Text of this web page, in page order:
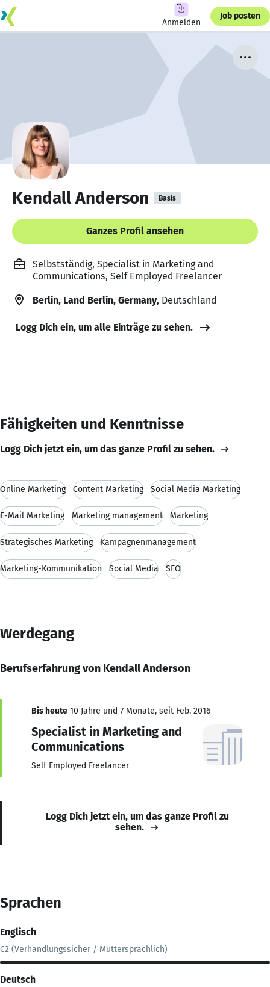
Anmelden
Job posten
Kendall Anderson Basis
Ganzes Profil ansehen
Selbstständig, Specialist in Marketing and
Communications, Self Employed Freelancer
Berlin, Land Berlin, Germany, Deutschland
Logg Dich ein, um alle Einträge zu sehen.
Fähigkeiten und Kenntnisse
Logg Dich jetzt ein, um das ganze Profil zu sehen.
Online Marketing Content Marketing Social Media Marketing
E-Mail Marketing Marketing management Marketing
Strategisches Marketing Kampagnenmanagement
Marketing-Kommunikation Social Media SEO
Werdegang
Berufserfahrung von Kendall Anderson
Bis heute 10 Jahre und 7 Monate, seit Feb. 2016
Specialist in Marketing and
Communications
Self Employed Freelancer
Logg Dich jetzt ein, um das ganze Profil zu
sehen.
Sprachen
Englisch
C2 (Verhandlungssicher / Muttersprachlich)
Deutsch